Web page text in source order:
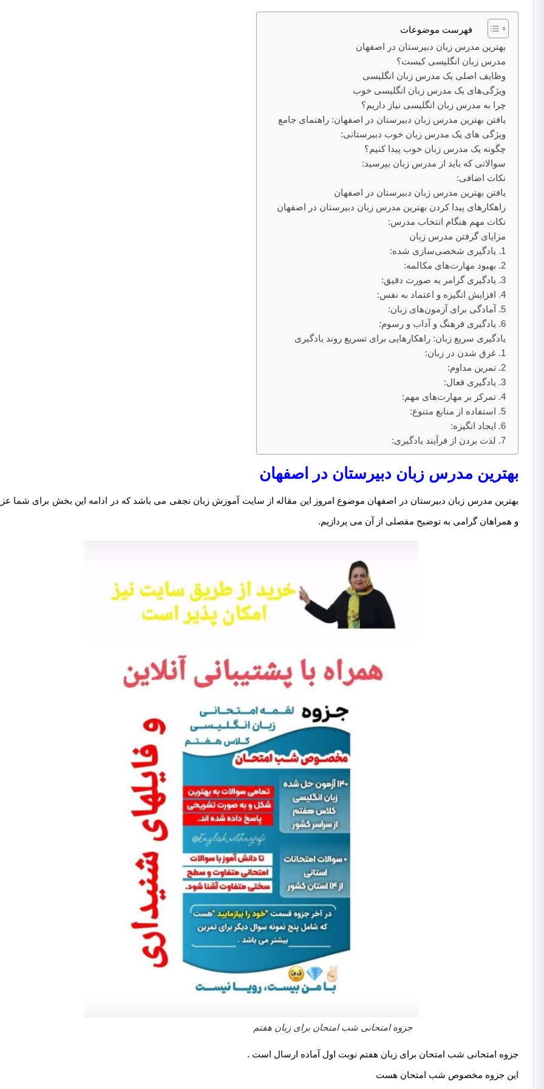
فهرست موضوعات
بهترین مدرس زبان دبیرستان در اصفهان
مدرس زبان انگلیسی کیست؟
وظایف اصلی یک مدرس زبان انگلیسی
ویژگی‌های یک مدرس زبان انگلیسی خوب
چرا به مدرس زبان انگلیسی نیاز داریم؟
یافتن بهترین مدرس زبان دبیرستان در اصفهان: راهنمای جامع
ویژگی‌ های یک مدرس زبان خوب دبیرستانی:
چگونه یک مدرس زبان خوب پیدا کنیم؟
سوالاتی که باید از مدرس زبان بپرسید:
نکات اضافی:
یافتن بهترین مدرس زبان دبیرستان در اصفهان
راهکارهای پیدا کردن بهترین مدرس زبان دبیرستان در اصفهان
نکات مهم هنگام انتخاب مدرس:
مزایای گرفتن مدرس زبان
1. یادگیری شخصی‌سازی شده:
2. بهبود مهارت‌های مکالمه:
3. یادگیری گرامر به صورت دقیق:
4. افزایش انگیزه و اعتماد به نفس:
5. آمادگی برای آزمون‌های زبان:
6. یادگیری فرهنگ و آداب و رسوم:
یادگیری سریع زبان: راهکارهایی برای تسریع روند یادگیری
1. غرق شدن در زبان:
2. تمرین مداوم:
3. یادگیری فعال:
4. تمرکز بر مهارت‌های مهم:
5. استفاده از منابع متنوع:
6. ایجاد انگیزه:
7. لذت بردن از فرآیند یادگیری:
بهترین مدرس زبان دبیرستان در اصفهان
بهترین مدرس زبان دبیرستان در اصفهان موضوع امروز این مقاله از سایت آموزش زبان نجفی می باشد که در ادامه این بخش برای شما
و همراهان گرامی به توضیح مفصلی از آن می پردازیم.
جزوه امتحانی شب امتحان برای زبان هفتم
جزوه امتحانی شب امتحان برای زبان هفتم نوبت اول آماده ارسال است .
این جزوه مخصوص شب امتحان هست